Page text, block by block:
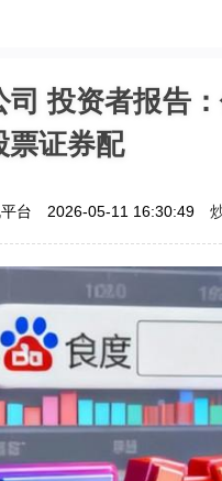
司 投资者报告
票证券配
台 2026-05-11 16:30:49